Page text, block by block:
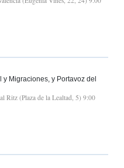
Migraciones, y Portavoz del
Ritz (Plaza de la Lealtad, 5) 9:00